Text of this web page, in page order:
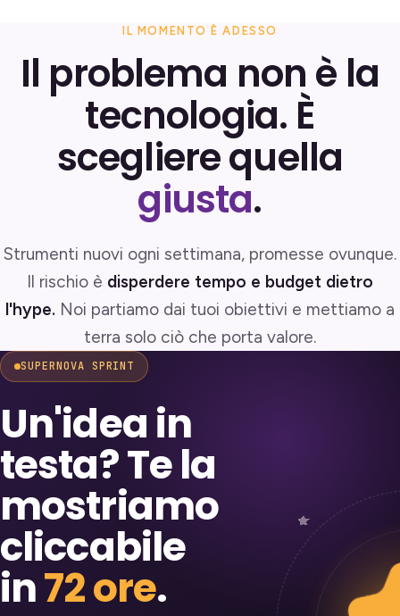
IL MOMENTO È ADESSO
Il problema non è la
tecnologia. È
scegliere quella
giusta.
Strumenti nuovi ogni settimana, promesse ovunque.
Il rischio è disperdere tempo e budget dietro
l'hype. Noi partiamo dai tuoi obiettivi e mettiamo a
terra solo ciò che porta valore.
SUPERNOVA SPRINT
Un'idea in
testa? Te la
mostriamo
cliccabile
in72 ore.